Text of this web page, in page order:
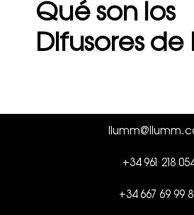
Qué son los
Difusores de
+34 961 218
+34 667 69 99